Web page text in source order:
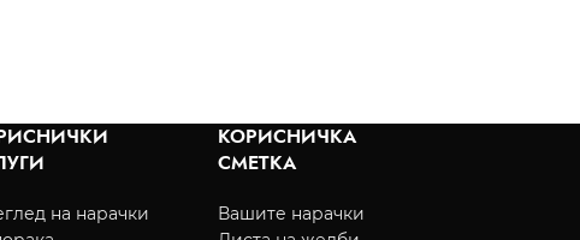
на нарачки
КОРИСНИЧКА
СМЕТКА
Вашите нарачки